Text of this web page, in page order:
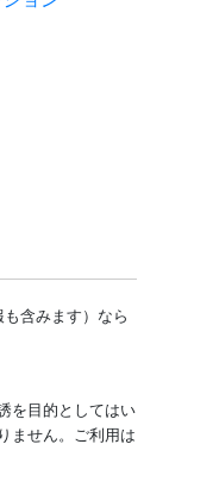
含みます）なら
を目的としてはい
ません。ご利用は